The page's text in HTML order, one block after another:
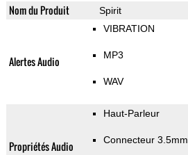
Nom du Produit Spirit
Alertes Audio
VIBRATION
MP3
WAV
Propriétés Audio
Haut-Parleur
Connecteur 3.5mm